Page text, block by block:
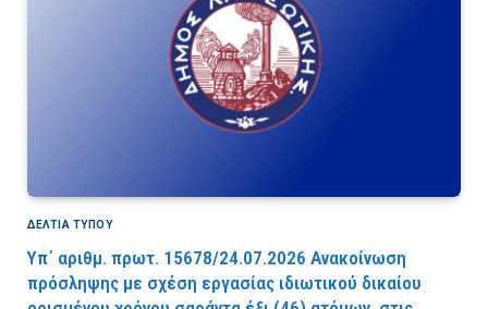
ΔΕΛΤΙΑ ΤΥΠΟΥ
Υπ΄ αριθμ. πρωτ. 15678/24.07.2026 Ανακοίνωση
πρόσληψης με σχέση εργασίας ιδιωτικού δικαίου